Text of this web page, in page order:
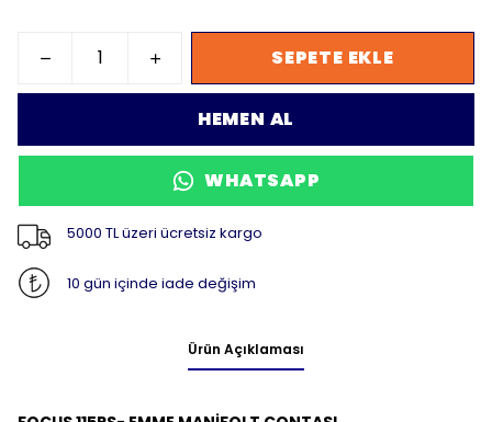
SEPETE EKLE
HEMEN AL
WHATSAPP
5000 TL üzeri ücretsiz kargo
10 gün içinde iade değişim
Ürün Açıklaması